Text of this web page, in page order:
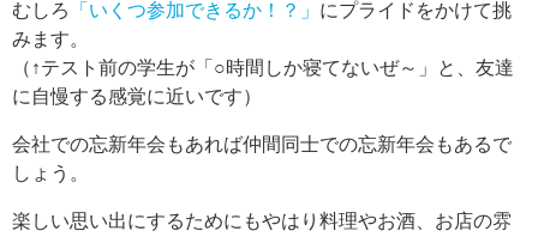
むしろ 「いくつ参加できるか！？」 にプライドをかけて挑
みます。
（↑テスト前の学生が「○時間しか寝てないぜ～」と、友達
に自慢する感覚に近いです）
会社での忘新年会もあれば仲間同士での忘新年会もあるで
しょう。
楽しい思い出にするためにもやはり料理やお酒、お店の雰